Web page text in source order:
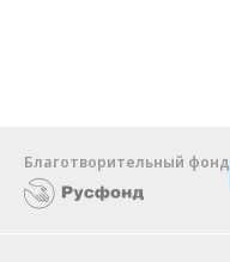
Благотворительный фонд